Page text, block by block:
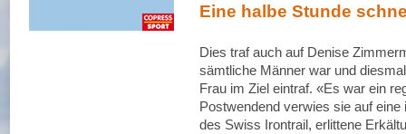
Eine halbe Stunde
Dies traf auch auf Denise
sämtliche Männer war und
Frau im Ziel eintraf. «Es war ein
Postwendend verwies sie auf
des Swiss Irontrail, erlittene